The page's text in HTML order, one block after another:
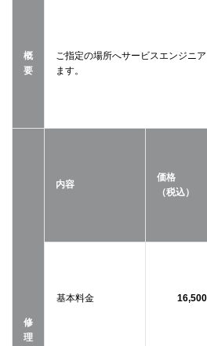
概
要
ご指定の場所へサービスエンジニ
ます。
修
理
内容
価格
（税込）
基本料金